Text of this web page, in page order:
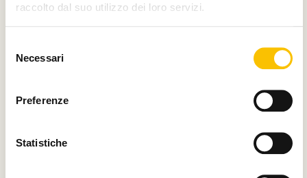
raccolto dal suo utilizzo dei loro servizi.
delNecessari
Preferenze
Statistiche
Paese ospite d'onore